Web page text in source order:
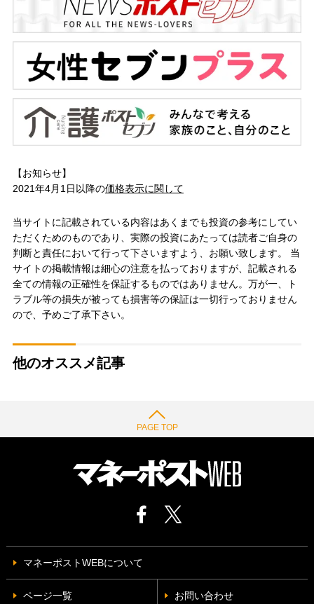
【お知らせ】
2021年4月1日以降の価格表示に関して
当サイトに記載されている内容はあくまでも投資の参考にしてい
ただくためのものであり、実際の投資にあたっては読者ご自身の
判断と責任において行って下さいますよう、お願い致します。 当
サイトの掲載情報は細心の注意を払っておりますが、記載される
全ての情報の正確性を保証するものではありません。万が一、ト
ラブル等の損失が被っても損害等の保証は一切行っておりません
ので、予めご了承下さい。
他のオススメ記事
PAGE TOP
マネーポストWEBについて
ページ一覧 お問い合わせ